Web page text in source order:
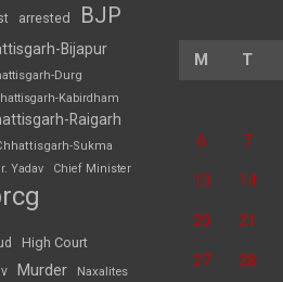
arrested BJP
Bijapur
Durg
Kabirdham
Raigarh
Sukma
Yadav Chief Minister
High Court
Murder Naxalites
M T
6 7
13 14
20 21
27 28